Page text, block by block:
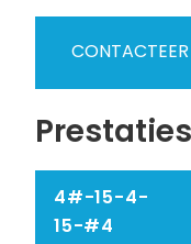
4#-15-4-
15-#4